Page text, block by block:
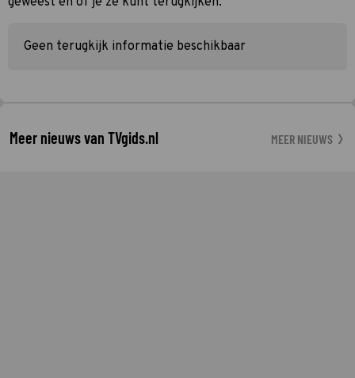
Geen terugkijk informatie beschikbaar
Meer nieuws van TVgids.nl MEER NIEUWS